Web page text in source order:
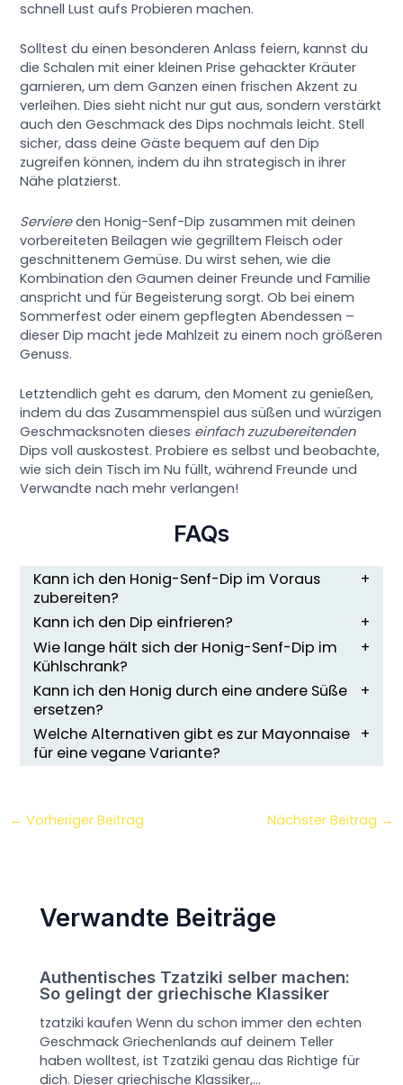
schnell Lust aufs Probieren machen.
Solltest du einen besonderen Anlass feiern, kannst du
die Schalen mit einer kleinen Prise gehackter Kräuter
garnieren, um dem Ganzen einen frischen Akzent zu
verleihen. Dies sieht nicht nur gut aus, sondern verstärkt
auch den Geschmack des Dips nochmals leicht. Stell
sicher, dass deine Gäste bequem auf den Dip
zugreifen können, indem du ihn strategisch in ihrer
Nähe platzierst.
Serviereden Honig-Senf-Dip zusammen mit deinen
vorbereiteten Beilagen wie gegrilltem Fleisch oder
geschnittenem Gemüse. Du wirst sehen, wie die
Kombination den Gaumen deiner Freunde und Familie
anspricht und für Begeisterung sorgt. Ob bei einem
Sommerfest oder einem gepflegten Abendessen –
dieser Dip macht jede Mahlzeit zu einem noch größeren
Genuss.
Letztendlich geht es darum, den Moment zu genießen,
indem du das Zusammenspiel aus süßen und würzigen
Geschmacksnoten dieses einfach zuzubereitenden
Dips voll auskostest. Probiere es selbst und beobachte,
wie sich dein Tisch im Nu füllt, während Freunde und
Verwandte nach mehr verlangen!
FAQs
Kann ich den Honig-Senf-Dip im Voraus
zubereiten?
Kann ich den Dip einfrieren?
Wie lange hält sich der Honig-Senf-Dip im
Kühlschrank?
Kann ich den Honig durch eine andere Süße
ersetzen?
Welche Alternativen gibt es zur Mayonnaise
für eine vegane Variante?
← Vorheriger Beitrag Nächster Beitrag →
Verwandte Beiträge
Authentisches Tzatziki selber machen:
So gelingt der griechische Klassiker
tzatziki kaufen Wenn du schon immer den echten
Geschmack Griechenlands auf deinem Teller
haben wolltest, ist Tzatziki genau das Richtige für
dich. Dieser griechische Klassiker,…